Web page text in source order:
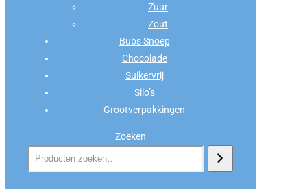
Zuur
Zout
Bubs Snoep
Chocolade
Suikervrij
Silo’s
Grootverpakkingen
Zoeken